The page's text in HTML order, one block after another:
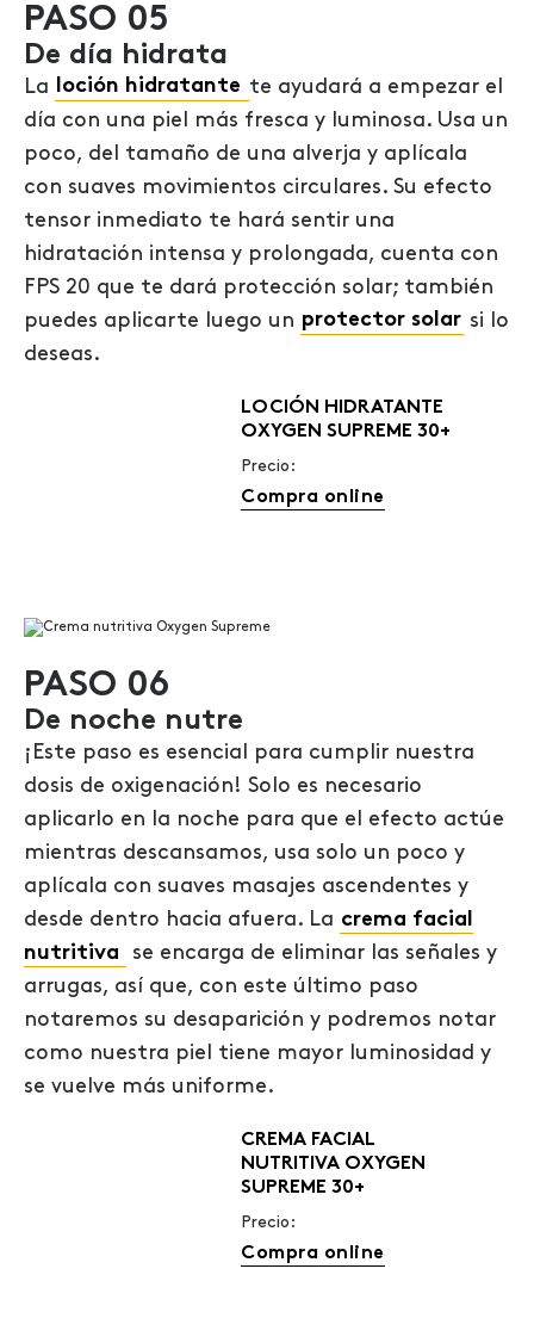
PASO 05
De día hidrata
La loción hidratante te ayudará a empezar el
día con una piel más fresca y luminosa. Usa un
poco, del tamaño de una alverja y aplícala
con suaves movimientos circulares. Su efecto
tensor inmediato te hará sentir una
hidratación intensa y prolongada, cuenta con
FPS 20 que te dará protección solar; también
puedes aplicarte luego un protector solar si lo
deseas.
LOCIÓN HIDRATANTE
OXYGEN SUPREME 30+
Precio:
Compra online
PASO 06
De noche nutre
¡Este paso es esencial para cumplir nuestra
dosis de oxigenación! Solo es necesario
aplicarlo en la noche para que el efecto actúe
mientras descansamos, usa solo un poco y
aplícala con suaves masajes ascendentes y
desde dentro hacia afuera. La crema facial
nutritiva
se encarga de eliminar las señales y
arrugas, así que, con este último paso
notaremos su desaparición y podremos notar
como nuestra piel tiene mayor luminosidad y
se vuelve más uniforme.
CREMA FACIAL
NUTRITIVA OXYGEN
SUPREME 30+
Precio:
Compra online